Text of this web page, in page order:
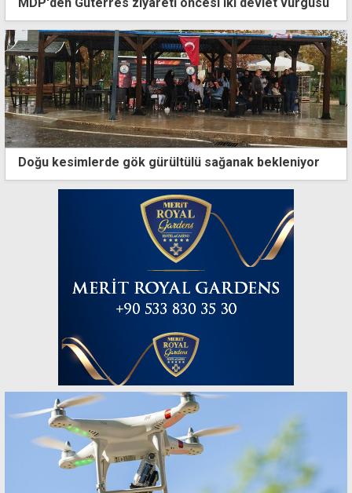
Doğu kesimlerde gök gürültülü sağanak bekleniyor